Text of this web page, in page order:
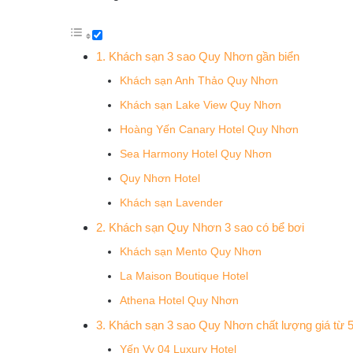
1. Khách sạn 3 sao Quy Nhơn gần biển
Khách sạn Anh Thảo Quy Nhơn
Khách sạn Lake View Quy Nhơn
Hoàng Yến Canary Hotel Quy Nhơn
Sea Harmony Hotel Quy Nhơn
Quy Nhơn Hotel
Khách sạn Lavender
2. Khách sạn Quy Nhơn 3 sao có bể bơi
Khách sạn Mento Quy Nhơn
La Maison Boutique Hotel
Athena Hotel Quy Nhơn
3. Khách sạn 3 sao Quy Nhơn chất lượng giá từ
Yến Vy 04 Luxury Hotel